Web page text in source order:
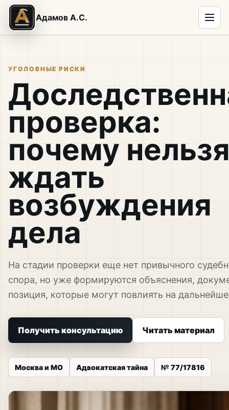
Адамов А.С.
УГОЛОВНЫЕ РИСКИ
проверка:
почему
ждать
возбуждения
дела
На стадии проверки еще нет привычного
спора, но уже формируются объяснения,
позиция, которые могут повлиять на
Получить консультацию Читать материал
Москва и МО Адвокатская тайна № 77/17816